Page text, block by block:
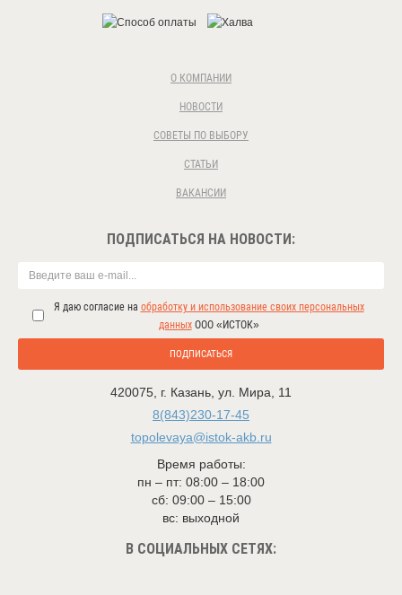
О КОМПАНИИ
НОВОСТИ
СОВЕТЫ ПО ВЫБОРУ
СТАТЬИ
ВАКАНСИИ
ПОДПИСАТЬСЯ НА НОВОСТИ:
Я даю согласие на обработку и использование своих персональных
данныхООО «ИСТОК»
ПОДПИСАТЬСЯ
420075 г. Казань ул. Мира, 11
8(843)230-17-45
topolevaya@istok-akb.ru
Время работы:
пн – пт: 08:00 – 18:00
сб: 09:00 – 15:00
вс: выходной
В СОЦИАЛЬНЫХ СЕТЯХ: